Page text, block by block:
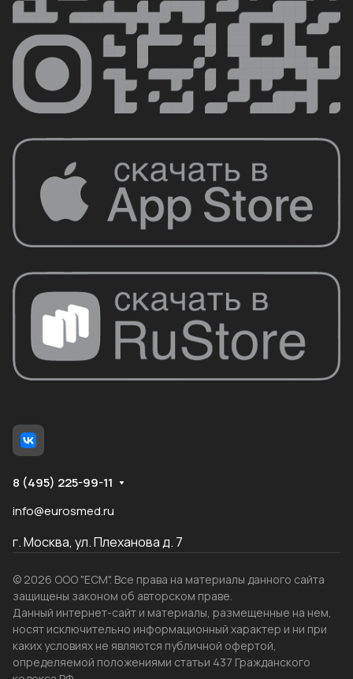
8 (495) 225-99-11
info@eurosmed.ru
г. Москва, ул. Плеханова д. 7
© 2026 ООО "ЕСМ". Все права на материалы данного сайта
защищены законом об авторском праве.
Данный интернет-сайт и материалы, размещенные на нем,
носят исключительно информационный характер и ни при
каких условиях не являются публичной офертой,
определяемой положениями статьи 437 Гражданского